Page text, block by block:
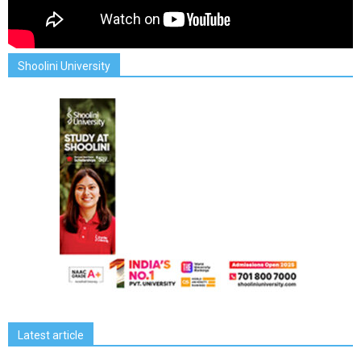
Shoolini University
Latest article